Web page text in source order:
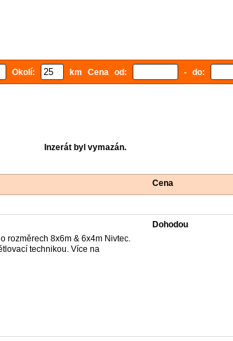
Okolí: km Cena od: - do:
Inzerát byl vymazán.
Cena
rozměrech 8x6m & 6x4m Nivtec.
technikou. Více na
Dohodou